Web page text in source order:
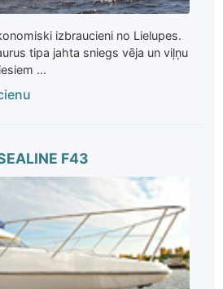
izbraucieni no Lielupes.
tipa jahta sniegs vēja un viļņu
...
F43